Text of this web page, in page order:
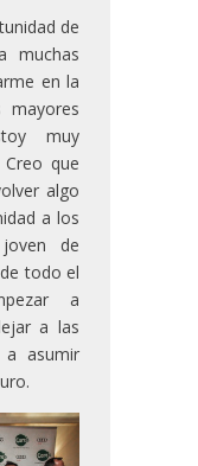
de
muchas
en la
muy
que
algo
a los
de
todo el
a
a las
a asumir